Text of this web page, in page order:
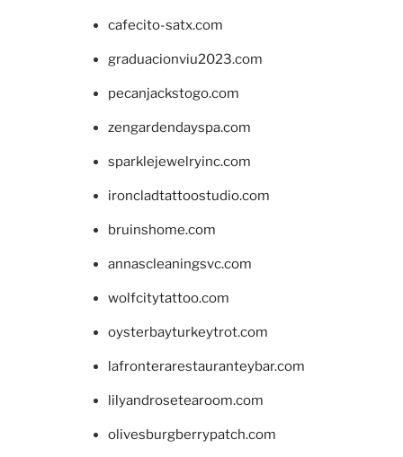
cafecito-satx.com
graduacionviu2023.com
pecanjackstogo.com
zengardendayspa.com
sparklejewelryinc.com
ironcladtattoostudio.com
bruinshome.com
annascleaningsvc.com
wolfcitytattoo.com
oysterbayturkeytrot.com
lafronterarestauranteybar.com
lilyandrosetearoom.com
olivesburgberrypatch.com